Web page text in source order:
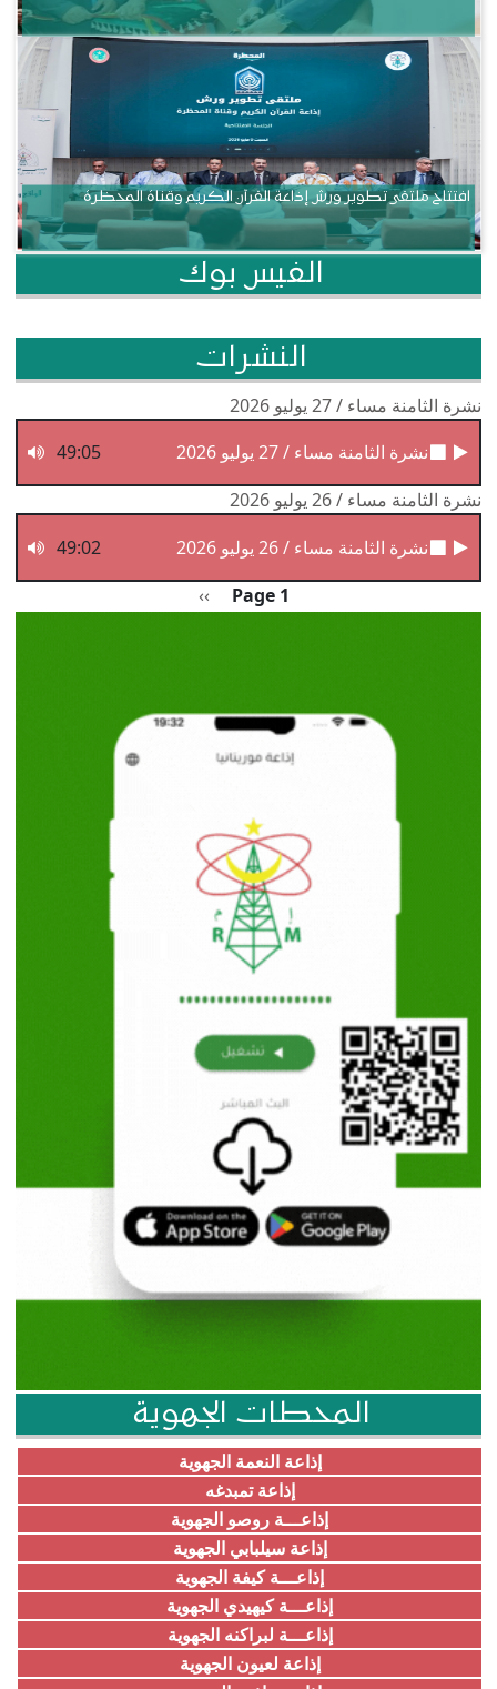
افتتاح ملتقى تطوير ورش إذاعة القرآن الكريم وقناة المحظرة
الفيس بوك
النشرات
نشرة الثامنة مساء / 27 يوليو 2026
نشرة الثامنة مساء / 27 يوليو 2026
49:05
نشرة الثامنة مساء / 26 يوليو 2026
نشرة الثامنة مساء / 26 يوليو 2026
49:02
Page 1 الصفحة التالية
››
المحطات الجهوية
إذاعة النعمة الجهوية
إذاعة تمبدغه
إذاعـــة روصو الجهوية
إذاعة سيلبابي الجهوية
إذاعـــة كيفة الجهوية
إذاعـــة كيهيدي الجهوية
إذاعـــة لبراكنه الجهوية
إذاعة لعيون الجهوية